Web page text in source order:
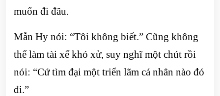
muốn đi đâu.
Mẫn Hy nói: “Tôi không biết.” Cũng không
thể làm tài xế khó xử, suy nghĩ một chút rồi
nói: “Cứ tìm đại một triển lãm cá nhân nào đó
đi.”